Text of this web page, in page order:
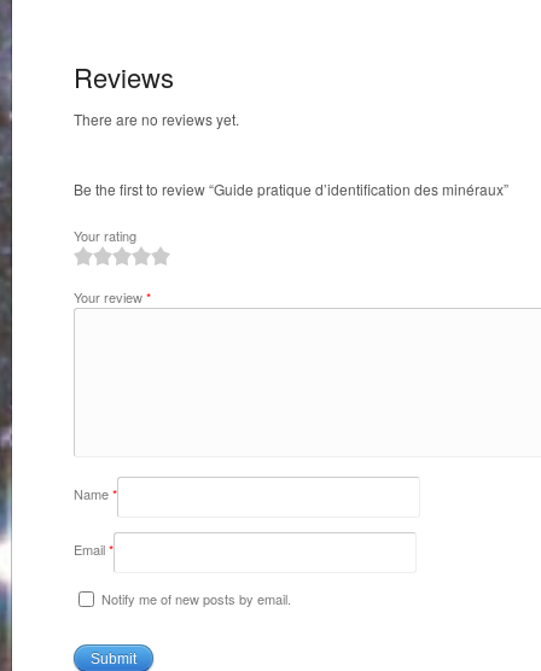
Reviews
There are no reviews yet.
Be the first to review “Guide pratique d’identification des minéraux”
Your rating
Your review*
Name*
Email*
Notify me of new posts by email.